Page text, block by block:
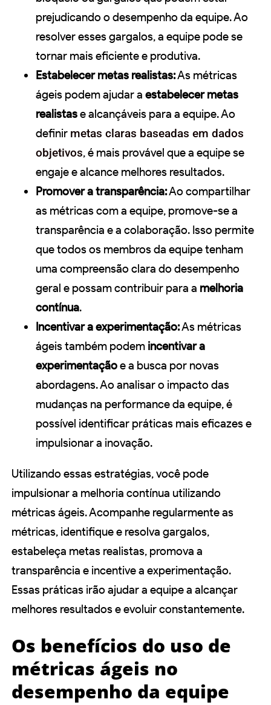
prejudicando o desempenho da equipe. Ao
resolver esses gargalos, a equipe pode se
tornar mais eficiente e produtiva.
Estabelecer metas realistas:As métricas
ágeis podem ajudar a estabelecer metas
realistase alcançáveis para a equipe. Ao
definir metas claras baseadas em dados
objetivos, é mais provável que a equipe se
engaje e alcance melhores resultados.
Promover a transparência:Ao compartilhar
as métricas com a equipe, promove-se a
transparência e a colaboração. Isso permite
que todos os membros da equipe tenham
uma compreensão clara do desempenho
geral e possam contribuir para a melhoria
contínua.
Incentivar a experimentação:As métricas
ágeis também podem incentivar a
experimentaçãoe a busca por novas
abordagens. Ao analisar o impacto das
mudanças na performance da equipe, é
possível identificar práticas mais eficazes e
impulsionar a inovação.
Utilizando essas estratégias, você pode
impulsionar a melhoria contínua utilizando
métricas ágeis. Acompanhe regularmente as
métricas, identifique e resolva gargalos,
estabeleça metas realistas, promova a
transparência e incentive a experimentação.
Essas práticas irão ajudar a equipe a alcançar
melhores resultados e evoluir constantemente.
Os benefícios do uso de
métricas ágeis no
desempenho da equipe